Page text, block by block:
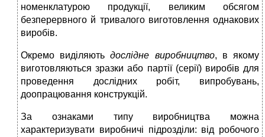
номенклатурою продукції, великим обсягом
безперервного й тривалого виготовлення однакових
виробів.
Окремо виділяютьдослідне виробництво, в якому
виготовляються зразки або партії (серії) виробів для
проведення дослідних робіт, випробувань,
доопрацювання конструкцій.
За ознаками типу виробництва можна
характеризувати виробничі підрозділи: від робочого